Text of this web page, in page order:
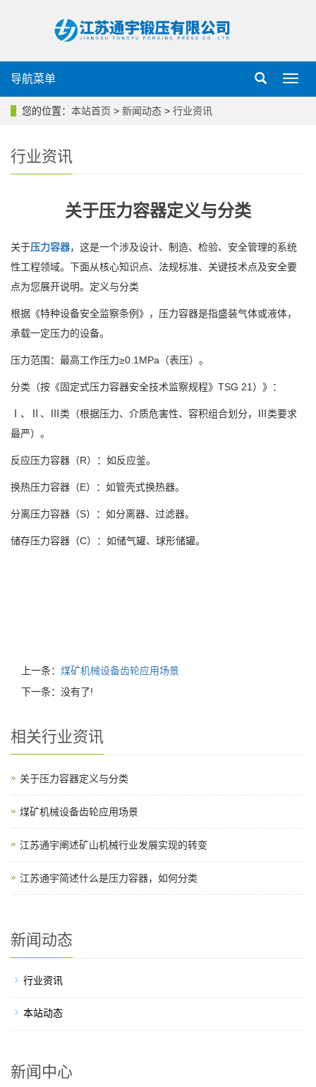
导
导航菜单
您的位置： 本站首页 > 新闻动态 > 行业资讯
行业资讯
关于压力容器定义与分类
关于压力容器，这是一个涉及设计、制造、检验、安全管理的系统
性工程领域。下面从核心知识点、法规标准、关键技术点及安全要
点为您展开说明。定义与分类
根据《特种设备安全监察条例》，压力容器是指盛装气体或液体，
承载一定压力的设备。
压力范围：最高工作压力≥0.1MPa（表压）。
分类（按《固定式压力容器安全技术监察规程》TSG 21）》：
Ⅰ、Ⅱ、Ⅲ类（根据压力、介质危害性、容积组合划分，Ⅲ类要求
最严）。
反应压力容器（R）：如反应釜。
换热压力容器（E）：如管壳式换热器。
分离压力容器（S）：如分离器、过滤器。
储存压力容器（C）：如储气罐、球形储罐。
上一条： 煤矿机械设备齿轮应用场景
下一条：没有了!
相关行业资讯
关于压力容器定义与分类
煤矿机械设备齿轮应用场景
江苏通宇阐述矿山机械行业发展实现的转变
江苏通宇简述什么是压力容器，如何分类
新闻动态
行业资讯
本站动态
新闻中心